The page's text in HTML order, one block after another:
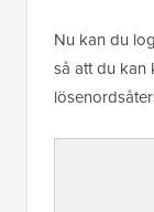
Nu kan du
så att du kan